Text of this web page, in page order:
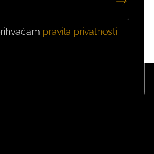
pravila privatnosti.